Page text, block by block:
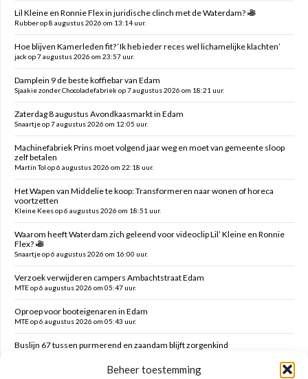
Beheer toestemming
Lil Kleine en Ronnie Flex in juridische clinch met de Waterdam?
Rubber op 8 augustus 2026 om 13:14 uur.
Hoe blijven Kamerleden fit? ‘Ik heb ieder reces wel lichamelijke klachten’
jack op 7 augustus 2026 om 23:57 uur.
Damplein 9 de beste koffiebar van Edam
Sjaakie zonder Chocoladefabriek op 7 augustus 2026 om 18:21 uur.
Zaterdag 8 augustus Avondkaasmarkt in Edam
Snaartje op 7 augustus 2026 om 12:05 uur.
Machinefabriek Prins moet volgend jaar weg en moet van gemeente sloop
zelf betalen
Martin Tol op 6 augustus 2026 om 22:18 uur.
Het Wapen van Middelie te koop: Transformeren naar wonen of horeca
voortzetten
Kleine Kees op 6 augustus 2026 om 18:51 uur.
Waarom heeft Waterdam zich geleend voor videoclip Lil’ Kleine en Ronnie
Flex?
Snaartje op 6 augustus 2026 om 16:00 uur.
Verzoek verwijderen campers Ambachtstraat Edam
MTE op 6 augustus 2026 om 05:47 uur.
Oproep voor booteigenaren in Edam
MTE op 6 augustus 2026 om 05:43 uur.
Buslijn 67 tussen purmerend en zaandam blijft zorgenkind